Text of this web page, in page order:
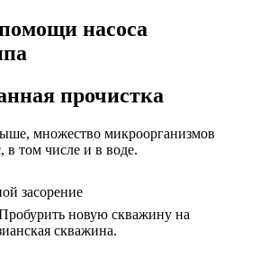
насоса
прочистка
множество микроорганизмов
в том числе и в воде.
засорение
новую скважину на
скважина.